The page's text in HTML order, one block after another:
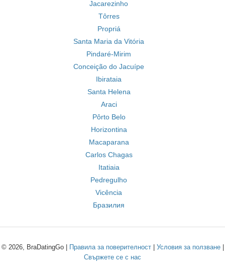
Jacarezinho
Tôrres
Propriá
Santa Maria da Vitória
Pindaré-Mirim
Conceição do Jacuípe
Ibirataia
Santa Helena
Araci
Pôrto Belo
Horizontina
Macaparana
Carlos Chagas
Itatiaia
Pedregulho
Vicência
Бразилия
© 2026, BraDatingGo | Правила за поверителност| Условия за ползване|
Свържете се с нас